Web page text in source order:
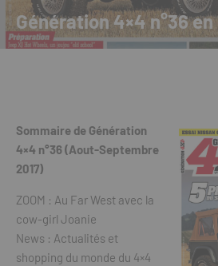
Génération 4×4 n°36
Sommaire de Génération
4×4 n°36 (Aout-Septembre
2017)
ZOOM : Au Far West avec la
cow-girl Joanie
News : Actualités et
shopping du monde du 4×4